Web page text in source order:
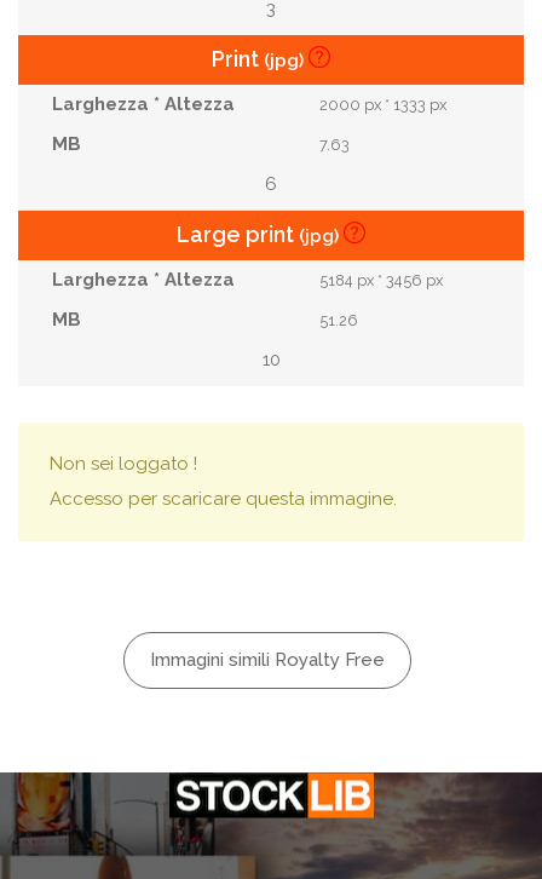
3
Print (jpg)
2000 px * 1333 px
7.63
6
Large print (jpg)
5184 px * 3456 px
51.26
10
Non sei loggato !
Accesso per scaricare questa immagine.
Immagini simili Royalty Free